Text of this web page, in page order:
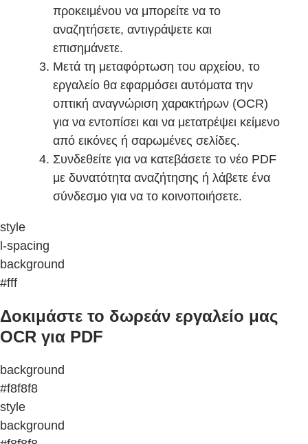
προκειμένου να μπορείτε να το
αναζητήσετε, αντιγράψετε και
επισημάνετε.
Μετά τη μεταφόρτωση του αρχείου, το
εργαλείο θα εφαρμόσει αυτόματα την
οπτική αναγνώριση χαρακτήρων (OCR)
για να εντοπίσει και να μετατρέψει κείμενο
από εικόνες ή σαρωμένες σελίδες.
Συνδεθείτε για να κατεβάσετε το νέο PDF
με δυνατότητα αναζήτησης ή λάβετε ένα
σύνδεσμο για να το κοινοποιήσετε.
style
l-spacing
background
#fff
Δοκιμάστε το δωρεάν εργαλείο μας
OCR για PDF
background
#f8f8f8
style
background